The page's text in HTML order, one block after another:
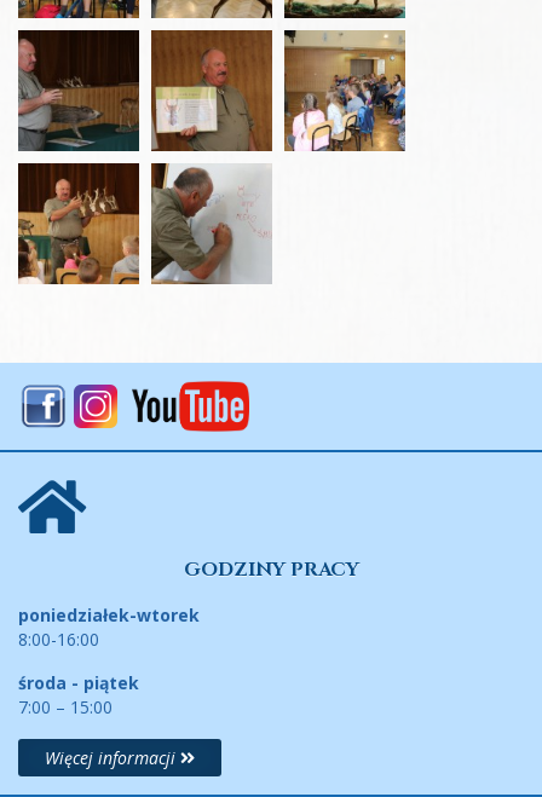
GODZINY PRACY
poniedziałek-wtorek
8:00-16:00
środa - piątek
7:00 – 15:00
Więcej informacji